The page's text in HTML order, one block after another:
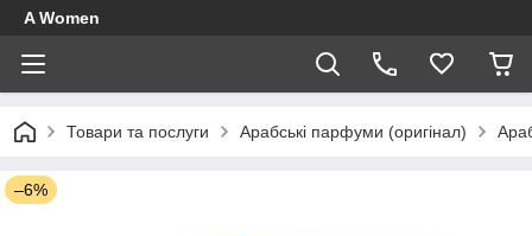
A Women
Товари та послуги Арабські парфуми (оригінал)
–6%